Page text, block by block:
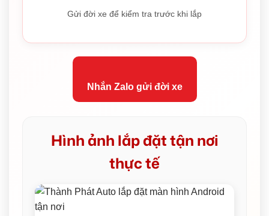
Gửi đời xe để kiểm tra trước khi lắp
Nhắn Zalo gửi đời xe
Hình ảnh lắp đặt tận nơi
thực tế